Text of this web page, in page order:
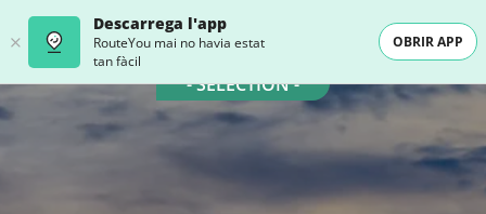
Descarrega l'app
RouteYou mai no havia estat
tan fàcil
OBRIR APP
- SELECTION -